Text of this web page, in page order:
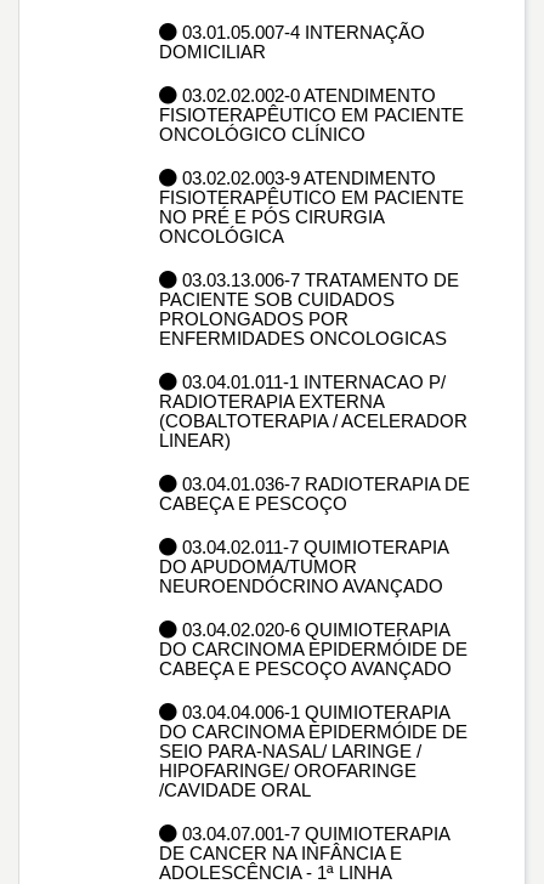
03.01.05.007-4 INTERNAÇÃO
DOMICILIAR
03.02.02.002-0 ATENDIMENTO
FISIOTERAPÊUTICO EM PACIENTE
ONCOLÓGICO CLÍNICO
03.02.02.003-9 ATENDIMENTO
FISIOTERAPÊUTICO EM PACIENTE
NO PRÉ E PÓS CIRURGIA
ONCOLÓGICA
03.03.13.006-7 TRATAMENTO DE
PACIENTE SOB CUIDADOS
PROLONGADOS POR
ENFERMIDADES ONCOLOGICAS
03.04.01.011-1 INTERNACAO P/
RADIOTERAPIA EXTERNA
(COBALTOTERAPIA / ACELERADOR
LINEAR)
03.04.01.036-7 RADIOTERAPIA DE
CABEÇA E PESCOÇO
03.04.02.011-7 QUIMIOTERAPIA
DO APUDOMA/TUMOR
NEUROENDÓCRINO AVANÇADO
03.04.02.020-6 QUIMIOTERAPIA
DO CARCINOMA EPIDERMÓIDE DE
CABEÇA E PESCOÇO AVANÇADO
03.04.04.006-1 QUIMIOTERAPIA
DO CARCINOMA EPIDERMÓIDE DE
SEIO PARA-NASAL/ LARINGE /
HIPOFARINGE/ OROFARINGE
/CAVIDADE ORAL
03.04.07.001-7 QUIMIOTERAPIA
DE CANCER NA INFÂNCIA E
ADOLESCÊNCIA - 1ª LINHA